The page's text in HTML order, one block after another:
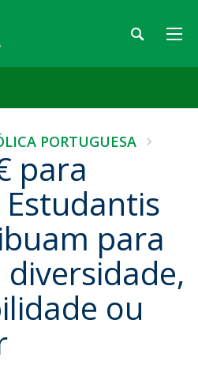
PORTUGUESA
para
para
ou